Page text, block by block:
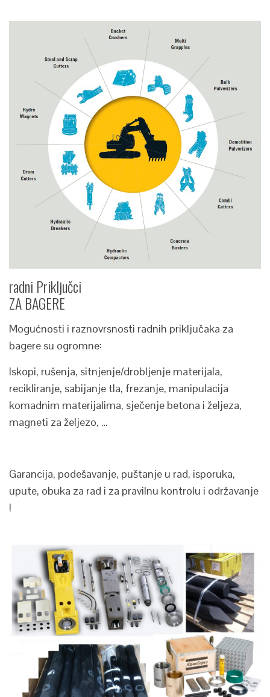
radni Priključci
ZA BAGERE
Mogućnosti i raznovrsnosti radnih priključaka za
bagere su ogromne:
Iskopi, rušenja, sitnjenje/drobljenje materijala,
recikliranje, sabijanje tla, frezanje, manipulacija
komadnim materijalima, sječenje betona i željeza,
magneti za željezo, …
Garancija, podešavanje, puštanje u rad, isporuka,
upute, obuka za rad i za pravilnu kontrolu i održavanje
!